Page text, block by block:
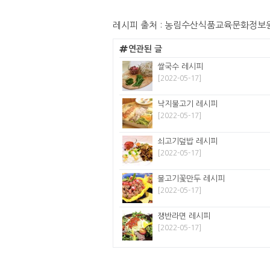
레시피 출처 : 농림수산식품교육문화정보
연관된 글
쌀국수 레시피
[2022-05-17]
낙지불고기 레시피
[2022-05-17]
쇠고기덮밥 레시피
[2022-05-17]
불고기꽃만두 레시피
[2022-05-17]
쟁반라면 레시피
[2022-05-17]